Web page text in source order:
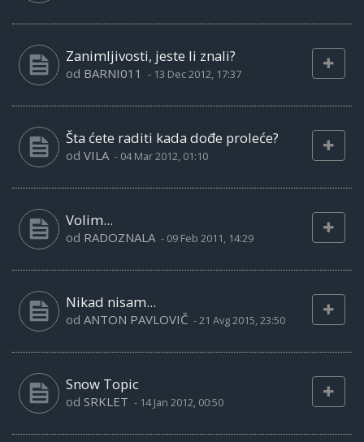
Zanimljivosti, jeste li znali?
od BARNI011 - 13 Dec 2012, 17:37
Šta ćete raditi kada dođe proleće?
od VILA - 04 Mar 2012, 01:10
Volim...
od RADOZNALA - 09 Feb 2011, 14:29
Nikad nisam...
od ANTON PAVLOVIČ -21 Avg 2015, 23:50
Snow Topic
od SRKLET - 14 Jan 2012, 00:50